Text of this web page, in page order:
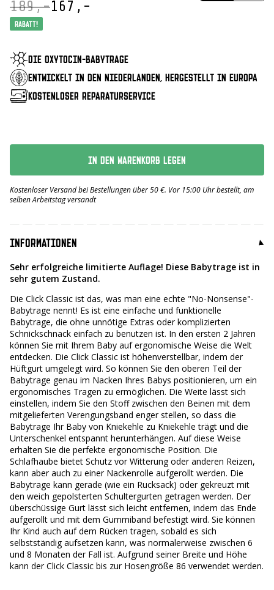
189,-
€ 189,-.
167,-
€ 167,-.
Rabatt!
DIE OXYTOCIN-BABYTRAGE
ENTWICKELT IN DEN NIEDERLANDEN, HERGESTELLT IN EUROPA
KOSTENLOSER REPARATURSERVICE
IN DEN WARENKORB LEGEN
Kostenloser Versand bei Bestellungen über 50 €. Vor 15:00 Uhr bestellt, am
selben Arbeitstag versandt
INFORMATIONEN
Sehr erfolgreiche limitierte Auflage! Diese Babytrage ist in
sehr gutem Zustand.
Die Click Classic ist das, was man eine echte "No-Nonsense"-
Babytrage nennt! Es ist eine einfache und funktionelle
Babytrage, die ohne unnötige Extras oder komplizierten
Schnickschnack einfach zu benutzen ist. In den ersten 2 Jahren
können Sie mit Ihrem Baby auf ergonomische Weise die Welt
entdecken. Die Click Classic ist höhenverstellbar, indem der
Hüftgurt umgelegt wird. So können Sie den oberen Teil der
Babytrage genau im Nacken Ihres Babys positionieren, um ein
ergonomisches Tragen zu ermöglichen. Die Weite lässt sich
einstellen, indem Sie den Stoff zwischen den Beinen mit dem
mitgelieferten Verengungsband enger stellen, so dass die
Babytrage Ihr Baby von Kniekehle zu Kniekehle trägt und die
Unterschenkel entspannt herunterhängen. Auf diese Weise
erhalten Sie die perfekte ergonomische Position. Die
Schlafhaube bietet Schutz vor Witterung oder anderen Reizen,
kann aber auch zu einer Nackenrolle aufgerollt werden. Die
Babytrage kann gerade (wie ein Rucksack) oder gekreuzt mit
den weich gepolsterten Schultergurten getragen werden. Der
überschüssige Gurt lässt sich leicht entfernen, indem das Ende
aufgerollt und mit dem Gummiband befestigt wird. Sie können
Ihr Kind auch auf dem Rücken tragen, sobald es sich
selbstständig aufsetzen kann, was normalerweise zwischen 6
und 8 Monaten der Fall ist. Aufgrund seiner Breite und Höhe
kann der Click Classic bis zur Hosengröße 86 verwendet werden.